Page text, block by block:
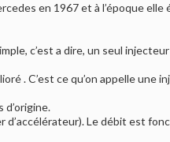
en 1967 et à l’époque elle
c’est a dire, un seul injecteur
. C’est ce qu’on appelle une
d’origine.
d’accélérateur). Le débit est